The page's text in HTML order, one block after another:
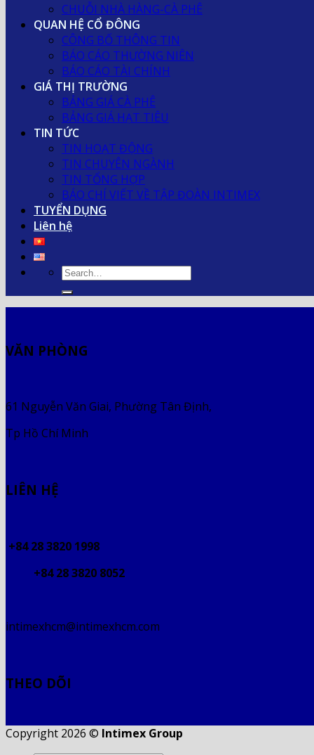
CHUỖI NHÀ HÀNG-CÀ PHÊ
QUAN HỆ CỔ ĐÔNG
CÔNG BỐ THÔNG TIN
BÁO CÁO THƯỜNG NIÊN
BÁO CÁO TÀI CHÍNH
GIÁ THỊ TRƯỜNG
BẢNG GIÁ CÀ PHÊ
BẢNG GIÁ HẠT TIÊU
TIN TỨC
TIN HOẠT ĐỘNG
TIN CHUYÊN NGÀNH
TIN TỔNG HỢP
BÁO CHÍ VIẾT VỀ TẬP ĐOÀN INTIMEX
TUYỂN DỤNG
Liên hệ
VĂN PHÒNG
61 Nguyễn Văn Giai, Phường Tân Định,
Tp Hồ Chí Minh
LIÊN HỆ
+84 28 3820 1998
+84 28 3820 8052
intimexhcm@intimexhcm.com
THEO DÕI
Copyright 2026 © Intimex Group